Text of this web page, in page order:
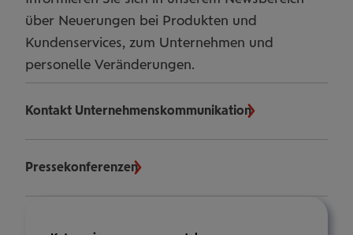
über Neuerungen bei Produkten und
Kundenservices, zum Unternehmen und
personelle Veränderungen.
Kontakt Unternehmenskommunikation
Pressekonferenzen
Meldungen